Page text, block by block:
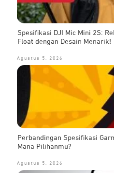
Spesifikasi DJI Mic Mini 2S:
Float dengan Desain Menarik!
Agustus 5, 2026
Perbandingan Spesifikasi
Mana Pilihanmu?
Agustus 5, 2026